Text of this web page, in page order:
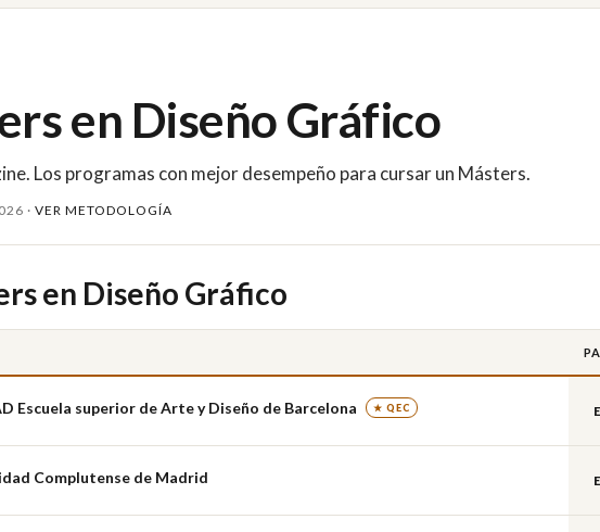
en Diseño Gráfico
Los programas con mejor desempeño para cursar un Másters.
· VER METODOLOGÍA
en Diseño Gráfico
Escuela superior de Arte y Diseño de Barcelona ★ QEC
Complutense de Madrid